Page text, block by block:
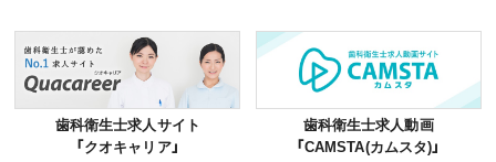
歯科衛生士求人サイト
「クオキャリア」
歯科衛生士求人動画
「CAMSTA(カムスタ)」